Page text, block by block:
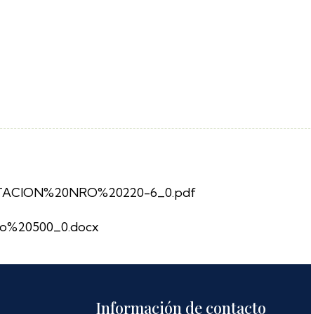
6_0.pdf
Información de contacto